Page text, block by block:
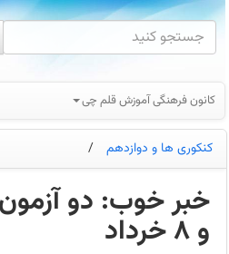
کانون فرهنگی آموزش قلم چی
کنکوری ها و دوازدهم /
و 8 خرداد